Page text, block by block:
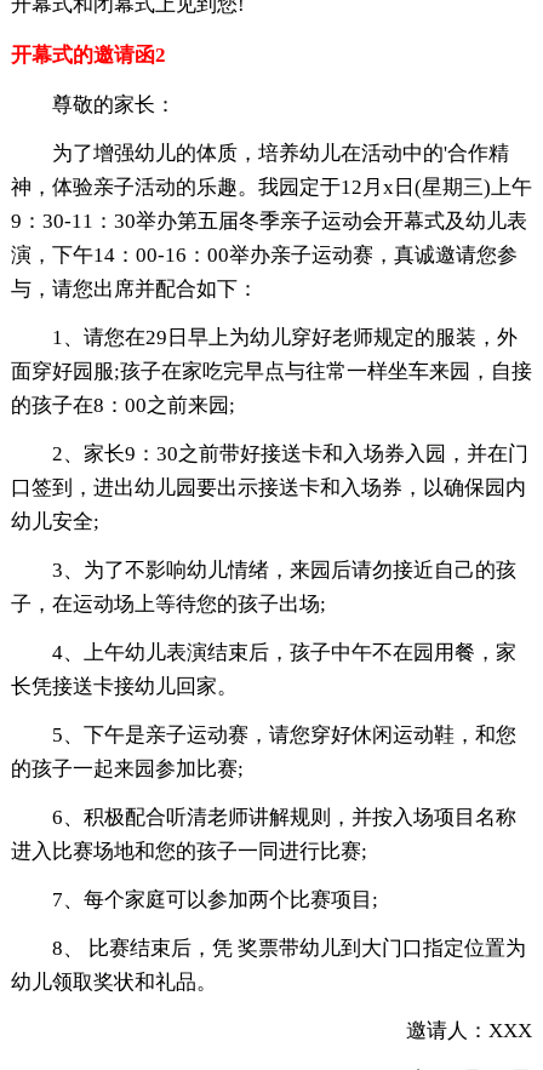
开幕式的邀请函2
尊敬的家长：
为了增强幼儿的体质，培养幼儿在活动中的'合作精
神，体验亲子活动的乐趣。我园定于12月x日(星期三)上午
9：30-11：30举办第五届冬季亲子运动会开幕式及幼儿表
演，下午14：00-16：00举办亲子运动赛，真诚邀请您参
与，请您出席并配合如下：
1、请您在29日早上为幼儿穿好老师规定的服装，外
面穿好园服;孩子在家吃完早点与往常一样坐车来园，自接
的孩子在8：00之前来园;
2、家长9：30之前带好接送卡和入场券入园，并在门
口签到，进出幼儿园要出示接送卡和入场券，以确保园内
幼儿安全;
3、为了不影响幼儿情绪，来园后请勿接近自己的孩
子，在运动场上等待您的孩子出场;
4、上午幼儿表演结束后，孩子中午不在园用餐，家
长凭接送卡接幼儿回家。
5、下午是亲子运动赛，请您穿好休闲运动鞋，和您
的孩子一起来园参加比赛;
6、积极配合听清老师讲解规则，并按入场项目名称
进入比赛场地和您的孩子一同进行比赛;
7、每个家庭可以参加两个比赛项目;
8、 比赛结束后，凭 奖票带幼儿到大门口指定位置为
幼儿领取奖状和礼品。
邀请人：XXX